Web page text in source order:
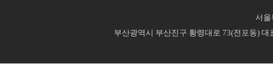
서울
부산광역시 부산진구 황령대로 73(전포동) 대